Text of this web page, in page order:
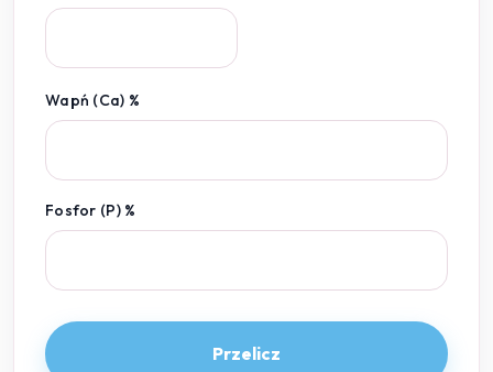
Wapń (Ca) %
Fosfor (P) %
Przelicz